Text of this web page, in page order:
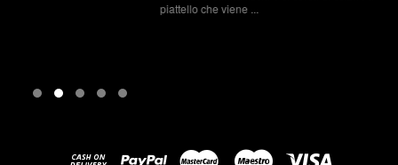
piattello che viene ...